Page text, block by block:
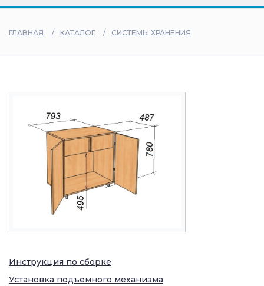
дилеры
ГЛАВНАЯ КАТАЛОГ СИСТЕМЫ ХРАНЕНИЯ
Инструкция по сборке
Установка подъемного механизма